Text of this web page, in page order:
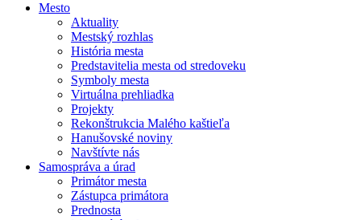
Mesto
Aktuality
Mestský rozhlas
História mesta
Predstavitelia mesta od stredoveku
Symboly mesta
Virtuálna prehliadka
Projekty
Rekonštrukcia Malého kaštieľa
Hanušovské noviny
Navštívte nás
Samospráva a úrad
Primátor mesta
Zástupca primátora
Prednosta